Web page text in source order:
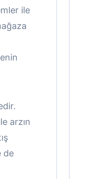
ile
arzın
de